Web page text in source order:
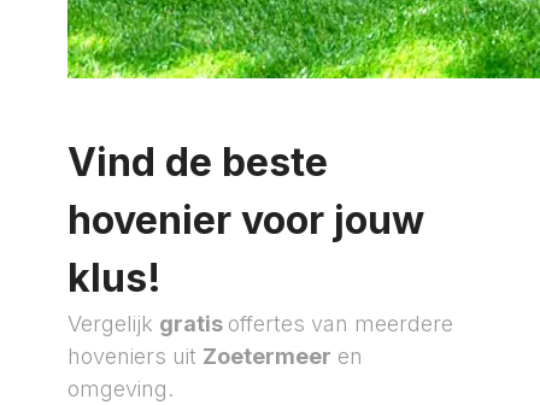
Vind de beste
hovenier voor jouw
klus!
Vergelijk gratis offertes van meerdere
hoveniers uit Zoetermeer en
omgeving.